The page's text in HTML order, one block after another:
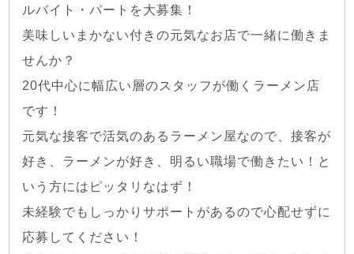
ルバイト・パートを大募集！
美味しいまかない付きの元気なお店で一緒に働きま
せんか？
20代中心に幅広い層のスタッフが働くラーメン店
です！
元気な接客で活気のあるラーメン屋なので、接客が
好き、ラーメンが好き、明るい職場で働きたい！と
いう方にはピッタリなはず！
未経験でもしっかりサポートがあるので心配せずに
応募してください！